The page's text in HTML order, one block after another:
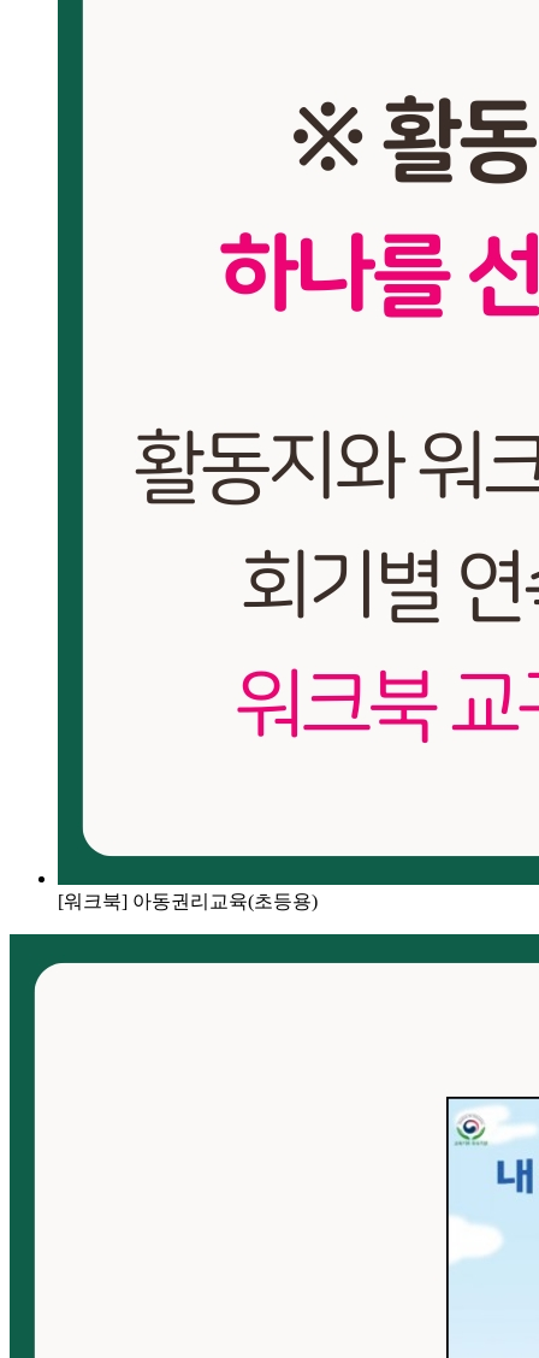
[워크북] 아동권리교육(초등용)